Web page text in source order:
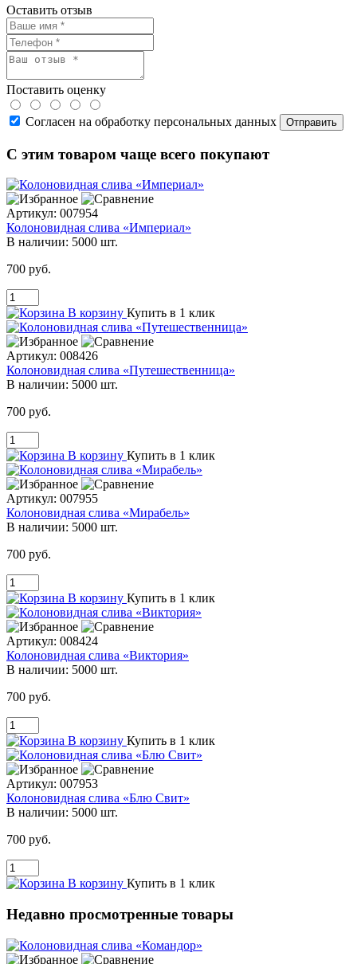
Оставить отзыв
Поставить оценку
Согласен на обработку персональных данных
С этим товаром чаще всего покупают
Артикул: 007954
Колоновидная слива «Империал»
В наличии: 5000 шт.
700 руб.
В корзину Купить в 1 клик
Артикул: 008426
Колоновидная слива «Путешественница»
В наличии: 5000 шт.
700 руб.
В корзину Купить в 1 клик
Артикул: 007955
Колоновидная слива «Мирабель»
В наличии: 5000 шт.
700 руб.
В корзину Купить в 1 клик
Артикул: 008424
Колоновидная слива «Виктория»
В наличии: 5000 шт.
700 руб.
В корзину Купить в 1 клик
Артикул: 007953
Колоновидная слива «Блю Свит»
В наличии: 5000 шт.
700 руб.
В корзину Купить в 1 клик
Недавно просмотренные товары